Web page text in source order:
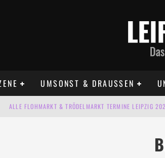
UMSONST & DRAUSSEN
ALLE FLOHMARKT & TRÖDELMARKT TERMINE LEIPZIG